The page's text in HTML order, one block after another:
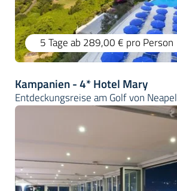
5 Tageab 289,00 € pro Person
Kampanien - 4* Hotel Mary
Entdeckungsreise am Golf von Neapel